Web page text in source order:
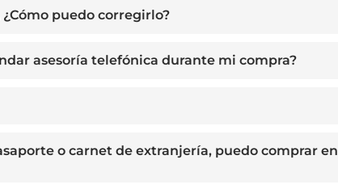
puedo corregirlo?
asesoría telefónica durante mi compra?
o carnet de extranjería, puedo comprar en